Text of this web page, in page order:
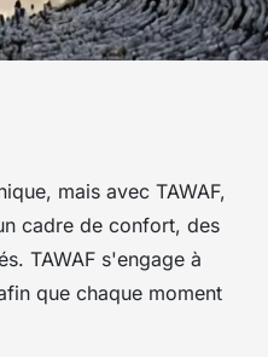
mais avec TAWAF,
cadre de confort, des
TAWAF s'engage à
que chaque moment